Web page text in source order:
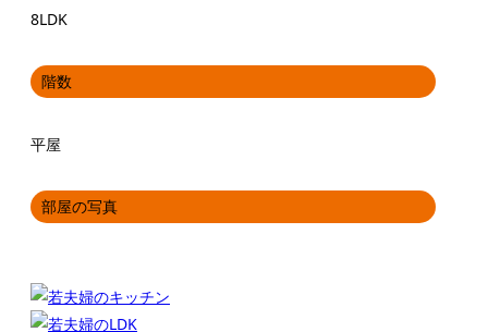
8LDK
階数
平屋
部屋の写真